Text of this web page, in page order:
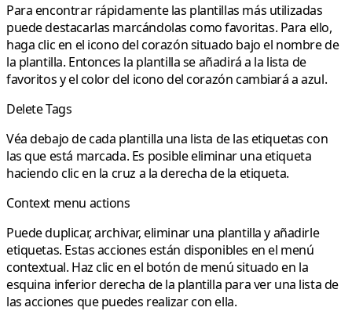
Para encontrar rápidamente las plantillas más utilizadas
puede destacarlas marcándolas como favoritas. Para ello,
haga clic en el icono del corazón situado bajo el nombre de
la plantilla. Entonces la plantilla se añadirá a la lista de
favoritos y el color del icono del corazón cambiará a azul.
Delete Tags
Véa debajo de cada plantilla una lista de las etiquetas con
las que está marcada. Es posible eliminar una etiqueta
haciendo clic en la cruz a la derecha de la etiqueta.
Context menu actions
Puede duplicar, archivar, eliminar una plantilla y añadirle
etiquetas. Estas acciones están disponibles en el menú
contextual. Haz clic en el botón de menú situado en la
esquina inferior derecha de la plantilla para ver una lista de
las acciones que puedes realizar con ella.